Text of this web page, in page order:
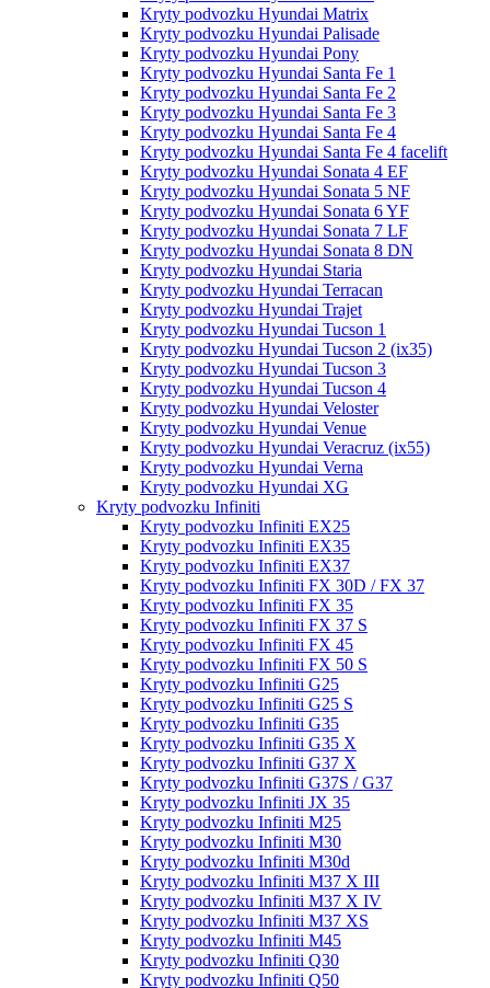
Kryty podvozku Hyundai Matrix
Kryty podvozku Hyundai Palisade
Kryty podvozku Hyundai Pony
Kryty podvozku Hyundai Santa Fe 1
Kryty podvozku Hyundai Santa Fe 2
Kryty podvozku Hyundai Santa Fe 3
Kryty podvozku Hyundai Santa Fe 4
Kryty podvozku Hyundai Santa Fe 4 facelift
Kryty podvozku Hyundai Sonata 4 EF
Kryty podvozku Hyundai Sonata 5 NF
Kryty podvozku Hyundai Sonata 6 YF
Kryty podvozku Hyundai Sonata 7 LF
Kryty podvozku Hyundai Sonata 8 DN
Kryty podvozku Hyundai Staria
Kryty podvozku Hyundai Terracan
Kryty podvozku Hyundai Trajet
Kryty podvozku Hyundai Tucson 1
Kryty podvozku Hyundai Tucson 2 (ix35)
Kryty podvozku Hyundai Tucson 3
Kryty podvozku Hyundai Tucson 4
Kryty podvozku Hyundai Veloster
Kryty podvozku Hyundai Venue
Kryty podvozku Hyundai Veracruz (ix55)
Kryty podvozku Hyundai Verna
Kryty podvozku Hyundai XG
Kryty podvozku Infiniti
Kryty podvozku Infiniti EX25
Kryty podvozku Infiniti EX35
Kryty podvozku Infiniti EX37
Kryty podvozku Infiniti FX 30D / FX 37
Kryty podvozku Infiniti FX 35
Kryty podvozku Infiniti FX 37 S
Kryty podvozku Infiniti FX 45
Kryty podvozku Infiniti FX 50 S
Kryty podvozku Infiniti G25
Kryty podvozku Infiniti G25 S
Kryty podvozku Infiniti G35
Kryty podvozku Infiniti G35 X
Kryty podvozku Infiniti G37 X
Kryty podvozku Infiniti G37S / G37
Kryty podvozku Infiniti JX 35
Kryty podvozku Infiniti M25
Kryty podvozku Infiniti M30
Kryty podvozku Infiniti M30d
Kryty podvozku Infiniti M37 X III
Kryty podvozku Infiniti M37 X IV
Kryty podvozku Infiniti M37 XS
Kryty podvozku Infiniti M45
Kryty podvozku Infiniti Q30
Kryty podvozku Infiniti Q50